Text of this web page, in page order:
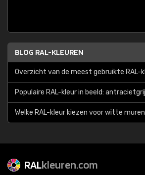
BLOG RAL-KLEUREN
Overzicht van de meest gebruikte RAL-
Populaire RAL-kleur in beeld:
Welke RAL-kleur kiezen voor witte
RALkleuren.com